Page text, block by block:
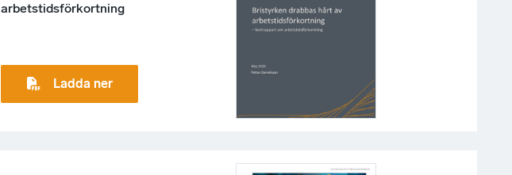
arbetstidsförkortning
Ladda ner